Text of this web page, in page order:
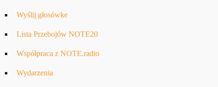
Wyślij głosówke
Lista Przebojów NOTE20
Współpraca z NOTE.radio
Wydarzenia